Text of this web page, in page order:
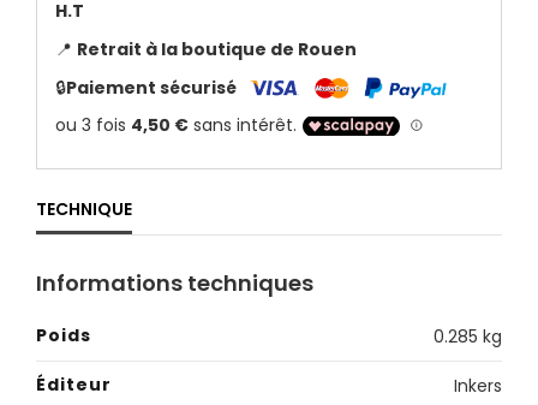
H.T
📍 Retrait à la boutique de Rouen
🔒Paiement sécurisé
TECHNIQUE
Informations techniques
Poids
0.285 kg
Éditeur
Inkers